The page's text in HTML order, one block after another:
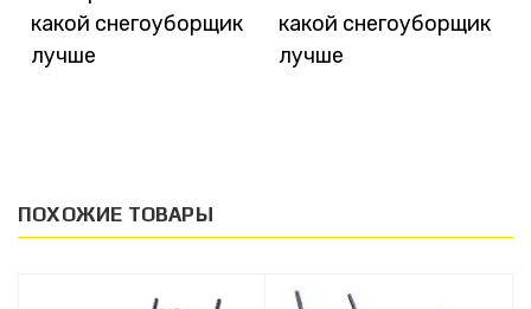
какой снегоуборщик
лучше
какой снегоуборщик
лучше
ПОХОЖИЕ ТОВАРЫ